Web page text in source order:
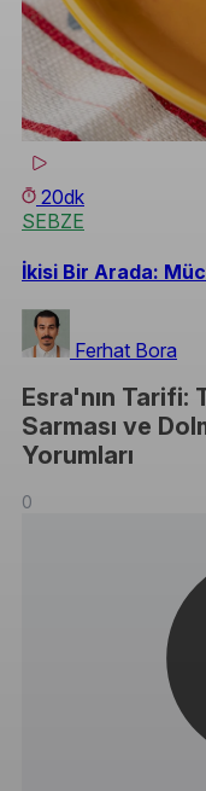
20dk
SEBZE
İkisi Bir Arada:
Ferhat Bora
Esra'nın Tarifi:
Sarması ve
Yorumları
0